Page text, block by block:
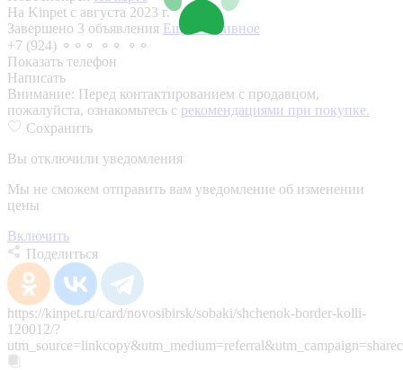
На Kinpet c августа 2023 г.
Завершено 3 объявления Еще 1 активное
+7 (924) ⚬⚬⚬ ⚬⚬ ⚬⚬
Показать телефон
Написать
Внимание: Перед контактированием с продавцом,
пожалуйста, ознакомьтесь с рекомендациями при покупке.
Сохранить
Вы отключили уведомления
Мы не сможем отправить вам уведомление об изменении
цены
Включить
Поделиться
https://kinpet.ru/card/novosibirsk/sobaki/shchenok-border-kolli-
120012/?